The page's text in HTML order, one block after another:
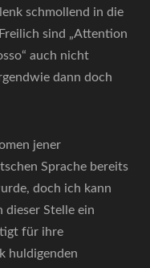
schmollend in die
sind „Attention
auch nicht
dann doch
jener
Sprache bereits
doch ich kann
dieser Stelle ein
für ihre
huldigenden